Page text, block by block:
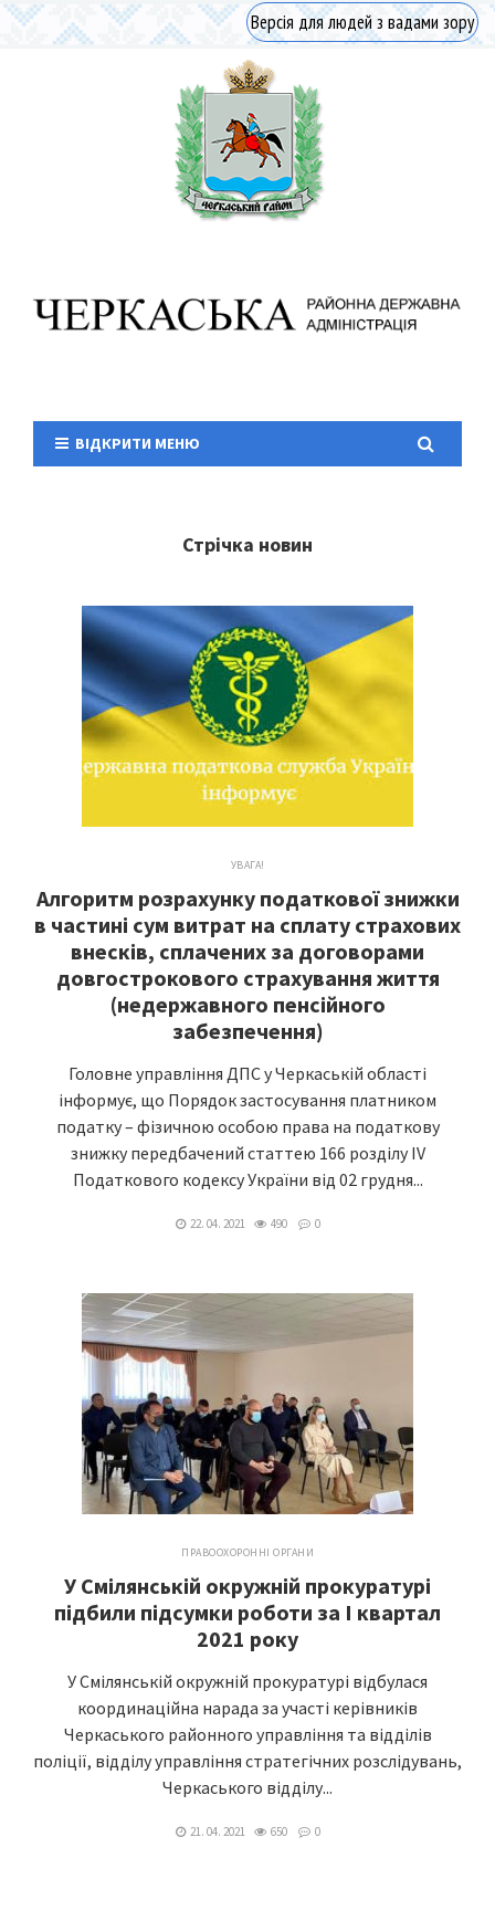
Версія для людей з вадами зору
ВІДКРИТИ МЕНЮ
Стрічка новин
УВАГА!
Алгоритм розрахунку податкової знижки
в частині сум витрат на сплату страхових
внесків, сплачених за договорами
довгострокового страхування життя
(недержавного пенсійного
забезпечення)
Головне управління ДПС у Черкаській області
інформує, що Порядок застосування платником
податку – фізичною особою права на податкову
знижку передбачений статтею 166 розділу IV
Податкового кодексу України від 02 грудня...
22. 04. 2021 490 0
ПРАВООХОРОННІ ОРГАНИ
У Смілянській окружній прокуратурі
підбили підсумки роботи за I квартал
2021 року
У Смілянській окружній прокуратурі відбулася
координаційна нарада за участі керівників
Черкаського районного управління та відділів
поліції, відділу управління стратегічних розслідувань,
Черкаського відділу...
21. 04. 2021 650 0